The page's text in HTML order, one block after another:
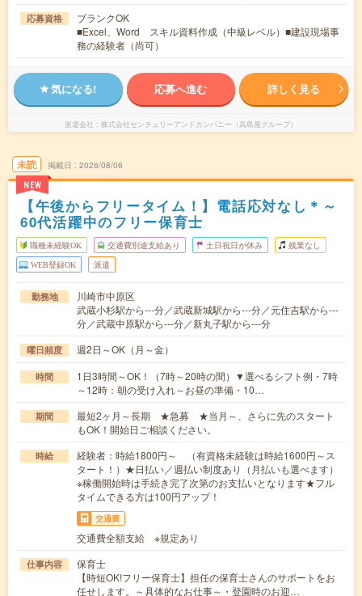
応募資格
ブランクOK
■Excel、Word スキル資料作成（中級レベル）■建設現場事
務の経験者（尚可）
気になる! 応募へ進む 詳しく見る
派遣会社 株式会社センチュリーアンドカンパニー（高島屋グループ）
未読
NEW
掲載日 2026/08/06
【午後からフリータイム！】電話応対なし＊～
60代活躍中のフリー保育士
職種未経験OK 交通費別途支給あり 土日祝日が休み 残業なし
WEB登録OK 派遣
勤務地
川崎市中原区
武蔵小杉駅から---分／武蔵新城駅から---分／元住吉駅から---
分／武蔵中原駅から---分／新丸子駅から---分
曜日頻度 週2日～OK（月～金）
時間
1日3時間～OK！（7時～20時の間）▼選べるシフト例・7時
～12時：朝の受け入れ～お昼の準備・10…
期間
最短2ヶ月～長期 ★急募 ★当月～、さらに先のスタート
もOK！開始日ご相談ください。
時給
経験者：時給1800円～ （有資格未経験は時給1600円～ス
タート！）★日払い／週払い制度あり（月払いも選べます）
※稼働開始時は手続き完了次第のお支払いとなります★フル
タイムできる方は100円アップ！
交通費
交通費全額支給 ※規定あり
仕事内容
保育士
【時短OK!フリー保育士】担任の保育士さんのサポートをお
任せします。～具体的なお仕事～・登園時のお迎…